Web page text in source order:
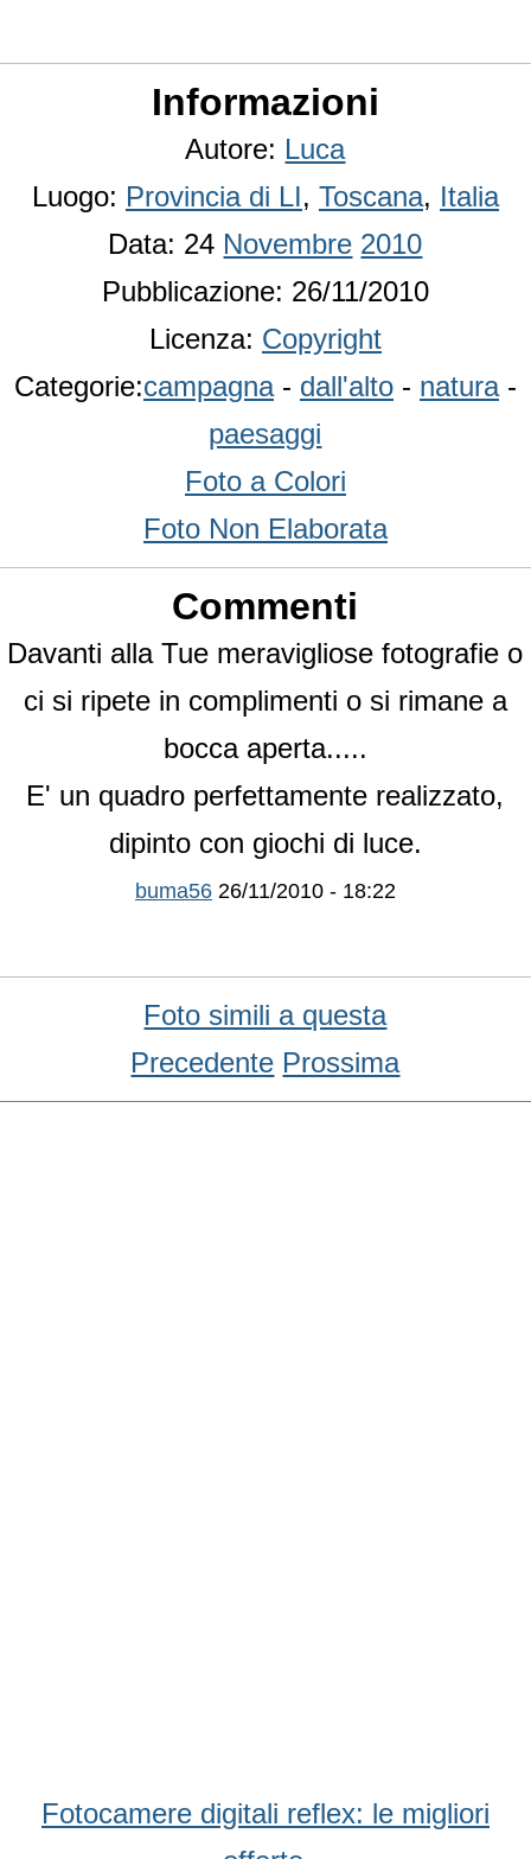
Informazioni
Autore: Luca
Luogo: Provincia di LI, Toscana, Italia
Data: 24 Novembre 2010
Pubblicazione: 26/11/2010
Licenza: Copyright
Categorie:campagna- dall'alto - natura-
paesaggi
Foto a Colori
Foto Non Elaborata
Commenti
Davanti alla Tue meravigliose fotografie o
ci si ripete in complimenti o si rimane a
bocca aperta.....
E' un quadro perfettamente realizzato,
dipinto con giochi di luce.
buma56 26/11/2010 - 18:22
Foto simili a questa
Precedente Prossima
Fotocamere digitali reflex: le migliori